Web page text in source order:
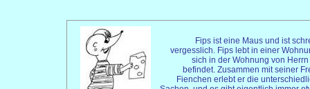
Fips ist eine Maus und ist
vergesslich. Fips lebt in einer
sich in der Wohnung von
befindet. Zusammen mit seiner
Fienchen erlebt er die